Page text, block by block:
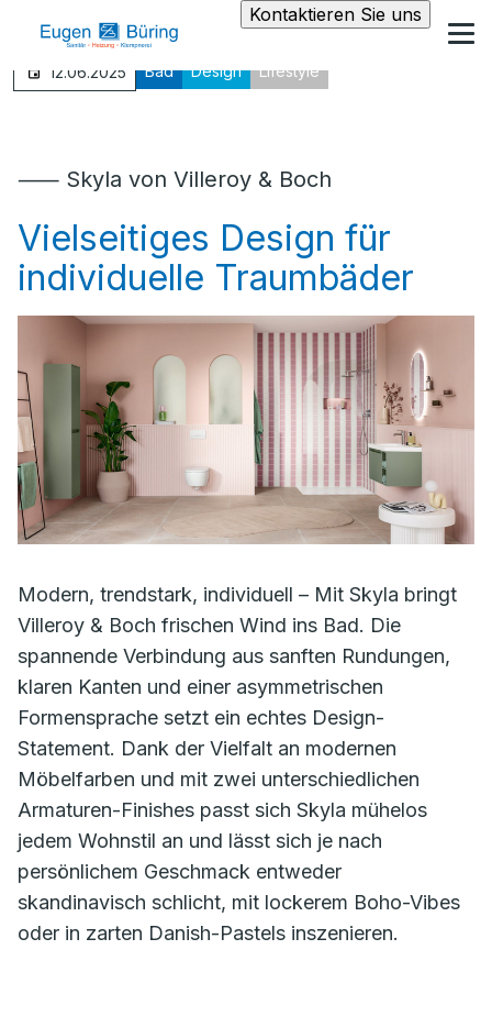
Kontaktieren Sie uns
12.06.2025 Bad Design Lifestyle
⸺ Skyla von Villeroy & Boch
Vielseitiges Design für
individuelle Traumbäder
Modern, trendstark, individuell – Mit Skyla bringt
Villeroy & Boch frischen Wind ins Bad. Die
spannende Verbindung aus sanften Rundungen,
klaren Kanten und einer asymmetrischen
Formensprache setzt ein echtes Design-
Statement. Dank der Vielfalt an modernen
Möbelfarben und mit zwei unterschiedlichen
Armaturen-Finishes passt sich Skyla mühelos
jedem Wohnstil an und lässt sich je nach
persönlichem Geschmack entweder
skandinavisch schlicht, mit lockerem Boho-Vibes
oder in zarten Danish-Pastels inszenieren.